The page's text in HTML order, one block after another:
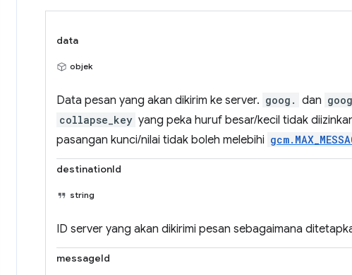
data
objek
Data pesan yang akan dikirim ke server. goog. dan
collapse_key yang peka huruf besar/kecil tidak
pasangan kunci/nilai tidak boleh melebihi
destinationId
string
ID server yang akan dikirimi pesan sebagaimana
messageId